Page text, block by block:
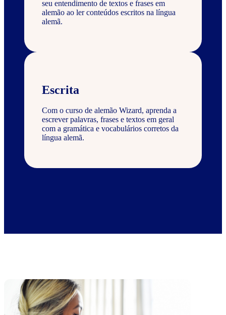
seu entendimento de textos e frases em
alemão ao ler conteúdos escritos na língua
alemã.
Escrita
Com o curso de alemão Wizard, aprenda a
escrever palavras, frases e textos em geral
com a gramática e vocabulários corretos da
língua alemã.